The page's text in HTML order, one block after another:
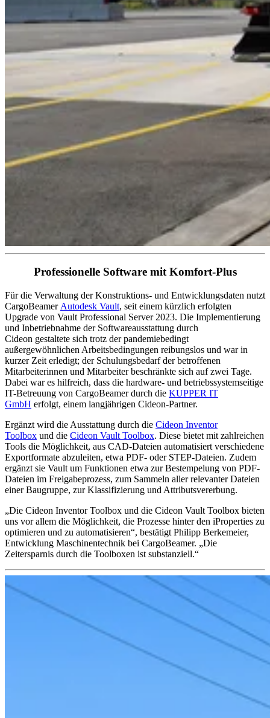
Professionelle Software mit Komfort-Plus
Für die Verwaltung der Konstruktions- und Entwicklungsdaten nutzt
CargoBeamer Autodesk Vault, seit einem kürzlich erfolgten
Upgrade von Vault Professional Server 2023. Die Implementierung
und Inbetriebnahme der Softwareausstattung durch
Cideon gestaltete sich trotz der pandemiebedingt
außergewöhnlichen Arbeitsbedingungen reibungslos und war in
kurzer Zeit erledigt; der Schulungsbedarf der betroffenen
Mitarbeiterinnen und Mitarbeiter beschränkte sich auf zwei Tage.
Dabei war es hilfreich, dass die hardware- und betriebssystemseitige
IT-Betreuung von CargoBeamer durch die KUPPER IT
GmbH erfolgt, einem langjährigen Cideon-Partner.
Ergänzt wird die Ausstattung durch die Cideon Inventor
Toolbox und die Cideon Vault Toolbox. Diese bietet mit zahlreichen
Tools die Möglichkeit, aus CAD-Dateien automatisiert verschiedene
Exportformate abzuleiten, etwa PDF- oder STEP-Dateien. Zudem
ergänzt sie Vault um Funktionen etwa zur Bestempelung von PDF-
Dateien im Freigabeprozess, zum Sammeln aller relevanter Dateien
einer Baugruppe, zur Klassifizierung und Attributsvererbung.
„Die Cideon Inventor Toolbox und die Cideon Vault Toolbox bieten
uns vor allem die Möglichkeit, die Prozesse hinter den iProperties zu
optimieren und zu automatisieren“, bestätigt Philipp Berkemeier,
Entwicklung Maschinentechnik bei CargoBeamer. „Die
Zeitersparnis durch die Toolboxen ist substanziell.“